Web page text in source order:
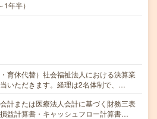
年半）
育休代替）社会福祉法人における決算業
いただきます。経理は2名体制で、…
計または医療法人会計に基づく財務三表
損益計算書・キャッシュフロー計算書…